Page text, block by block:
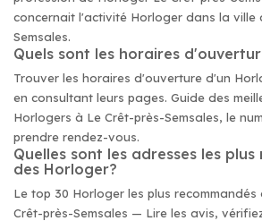
concernait l'activité Horloger dans la ville
Semsales.
Quels sont les horaires
Trouver les horaires d'ouverture d'un
en consultant leurs pages. Guide des
Horlogers à Le Crêt-près-Semsales, le
prendre rendez-vous.
Quelles sont les adresses les plus
des Horloger?
Le top 30 Horloger les plus
Crêt-près-Semsales — Lire les avis,